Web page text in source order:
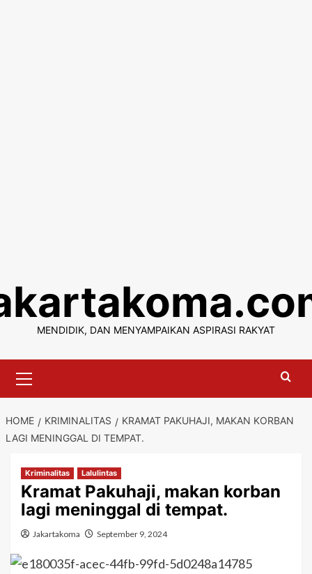
content
MENDIDIK, DAN MENYAMPAIKAN ASPIRASI RAKYAT
Menu
HOME KRIMINALITAS
KRAMAT PAKUHAJI, MAKAN KORBAN
LAGI MENINGGAL DI TEMPAT.
Kriminalitas Lalulintas
Kramat Pakuhaji, makan korban
lagi meninggal di tempat.
Jakartakoma September 9, 2024